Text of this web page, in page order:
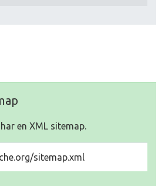
en XML sitemap.
sitemap.xml